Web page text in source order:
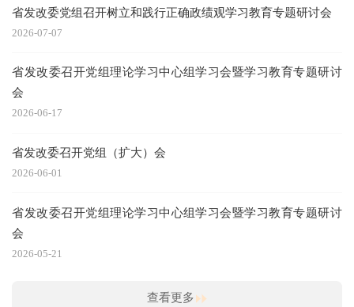
接，支持受灾地区恢复重建，推动尽快恢复正常生产生
基，委管委属单位和各党支部要在会后第一时间动员部
员干部，按要求做好各项防御工作，全面提升管理水
台风路径、雨情汛情变化，加强内部安全巡查、预警、
情况。要加强与属地党组织对接，推动委各级党组织和
坚持用党的创新理论凝心铸魂，统筹推进党建、业务融
合发展，以高质量党建促进发展改革工作高质量发展。
委党组书记、主任孟芊主持会议并讲话。 会议指
断深化对党的建设规律性认识，围绕建设什么样的长期
义政党的重大时代课题，提出了一系列新理念新思想新
克思主义建党学说，是坚持把马克思主义基本原理同中
的理论创新的重大成果，是党和人民实践经验和集体智
要组成部分，为深入推进新时代党的建设新的伟大工程
省发改委党组召开树立和践行正确政绩观学习教育专题研讨会
2026-07-07
省发改委召开党组理论学习中心组学习会暨学习教育专题研讨
会
2026-06-17
省发改委召开党组（扩大）会
2026-06-01
省发改委召开党组理论学习中心组学习会暨学习教育专题研讨
会
2026-05-21
查看更多